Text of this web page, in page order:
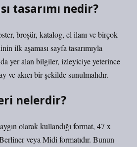
tasarımı nedir?
broşür, katalog, el ilanı ve birçok
ilk aşaması sayfa tasarımıyla
yer alan bilgiler, izleyiciye yeterince
ve akıcı bir şekilde sunulmalıdır.
nelerdir?
olarak kullandığı format, 47 x
veya Midi formatıdır. Bunun